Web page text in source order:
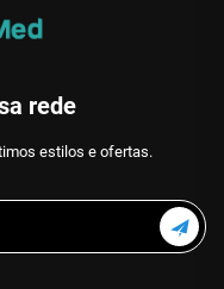
rede
estilos e ofertas.